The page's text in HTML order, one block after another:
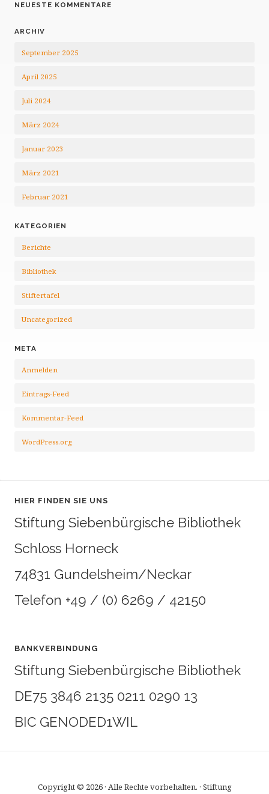
NEUESTE KOMMENTARE
ARCHIV
September 2025
April 2025
Juli 2024
März 2024
Januar 2023
März 2021
Februar 2021
KATEGORIEN
Berichte
Bibliothek
Stiftertafel
Uncategorized
META
Anmelden
Eintrags-Feed
Kommentar-Feed
WordPress.org
HIER FINDEN SIE UNS
Stiftung Siebenbürgische Bibliothek
Schloss Horneck
74831 Gundelsheim/Neckar
Telefon +49 / (0) 6269 / 42150
BANKVERBINDUNG
Stiftung Siebenbürgische Bibliothek
DE75 3846 2135 0211 0290 13
BIC GENODED1WIL
Copyright © 2026 · Alle Rechte vorbehalten. · Stiftung